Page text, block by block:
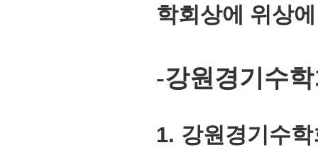
학회상에 위상
-강원경기수
1. 강원경기수